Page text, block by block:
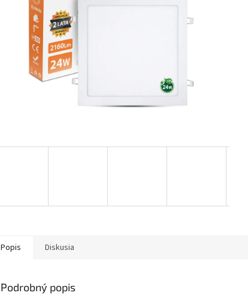
Popis Diskusia
Podrobný popis